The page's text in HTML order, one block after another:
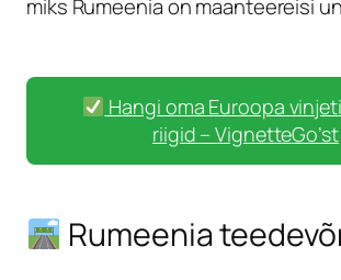
miks Rumeenia on maanteereisi
Hangi oma Euroopa
riigid – VignetteGo’st
Rumeenia